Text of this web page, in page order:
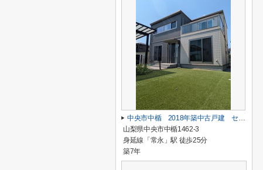
中央市中楯 2018年築中古戸建 セキスイハイム施工 太陽光パネル
山梨県中央市中楯1462-3
身延線「常永」駅 徒歩25分
築7年